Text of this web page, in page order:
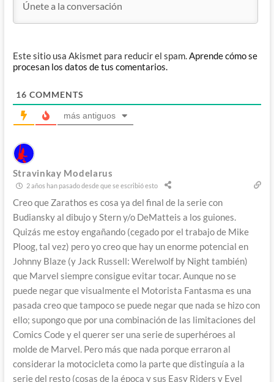
Este sitio usa Akismet para reducir el spam.Aprende cómo se
procesan los datos de tus comentarios.
16 COMMENTS
más antiguos
Stravinkay Modelarus
2 años han pasado desde que se escribió esto
Creo que Zarathos es cosa ya del final de la serie con
Budiansky al dibujo y Stern y/o DeMatteis a los guiones.
Quizás me estoy engañando (cegado por el trabajo de Mike
Ploog, tal vez) pero yo creo que hay un enorme potencial en
Johnny Blaze (y Jack Russell: Werelwolf by Night también)
que Marvel siempre consigue evitar tocar. Aunque no se
puede negar que visualmente el Motorista Fantasma es una
pasada creo que tampoco se puede negar que nada se hizo con
ello; supongo que por una combinación de las limitaciones del
Comics Code y el querer ser una serie de superhéroes al
molde de Marvel. Pero más que nada porque erraron al
considerar la motocicleta como la parte que distinguía a la
serie del resto (cosas de la época y sus Easy Riders y Evel